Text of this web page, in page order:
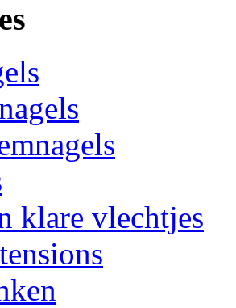
klare vlechtjes